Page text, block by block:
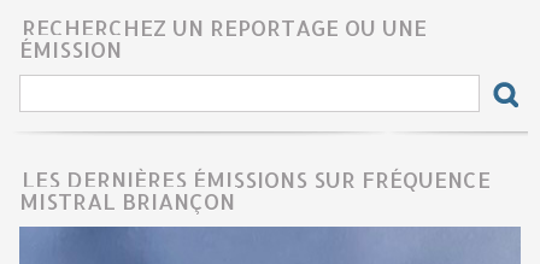
RECHERCHEZ UN REPORTAGE OU UNE
ÉMISSION
LES DERNIÈRES ÉMISSIONS SUR FRÉQUENCE
MISTRAL BRIANÇON